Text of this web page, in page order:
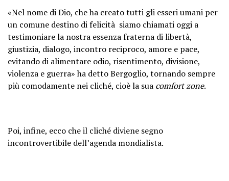
«Nel nome di Dio, che ha creato tutti gli esseri umani per
un comune destino di felicità siamo chiamati oggi a
testimoniare la nostra essenza fraterna di libertà,
giustizia, dialogo, incontro reciproco, amore e pace,
evitando di alimentare odio, risentimento, divisione,
violenza e guerra» ha detto Bergoglio, tornando sempre
più comodamente nei cliché, cioè la sua comfort zone.
Poi, infine, ecco che il cliché diviene segno
incontrovertibile dell’agenda mondialista.